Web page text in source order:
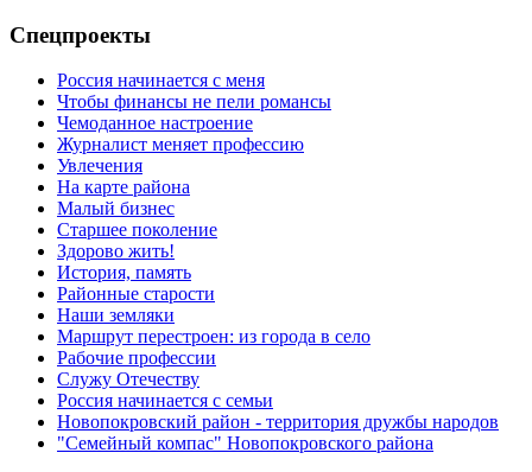
Спецпроекты
Россия начинается с меня
Чтобы финансы не пели романсы
Чемоданное настроение
Журналист меняет профессию
Увлечения
На карте района
Малый бизнес
Старшее поколение
Здорово жить!
История, память
Районные старости
Наши земляки
Маршрут перестроен: из города в село
Рабочие профессии
Служу Отечеству
Россия начинается с семьи
Новопокровский район - территория дружбы народов
"Семейный компас" Новопокровского района